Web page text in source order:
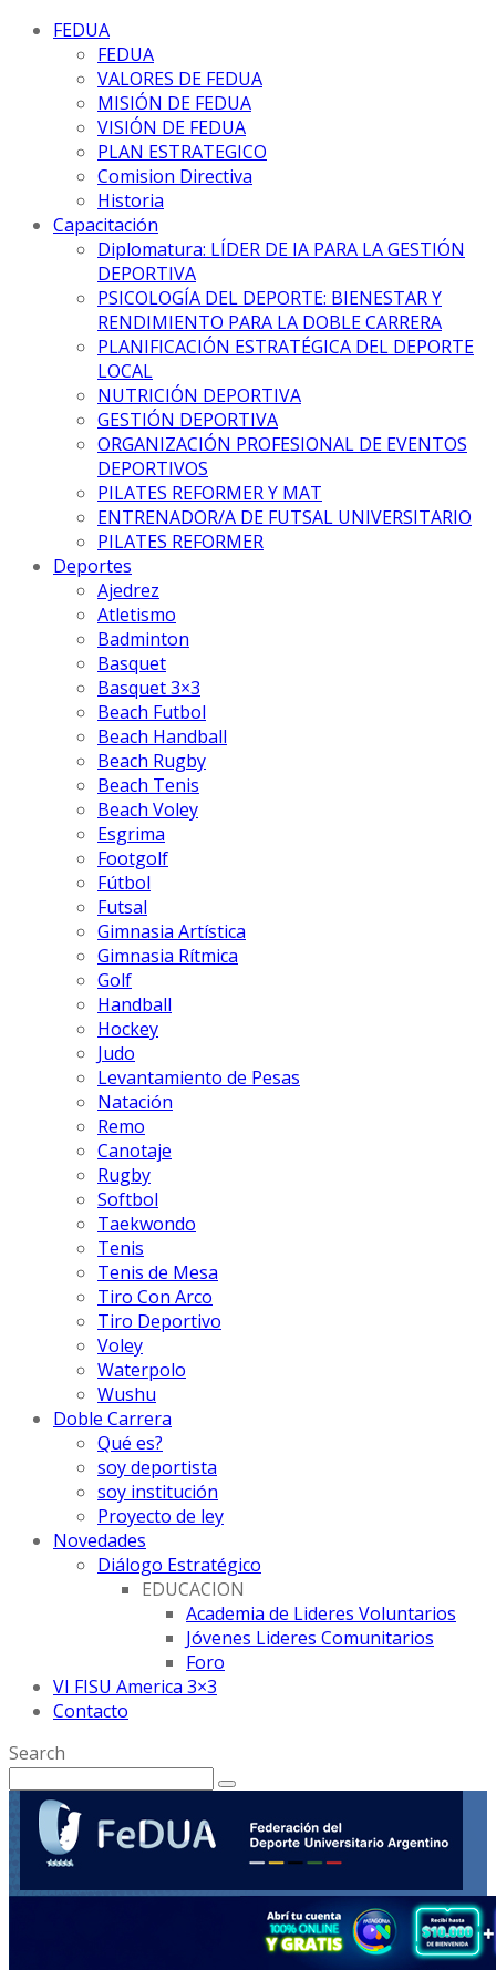
FEDUA
FEDUA
VALORES DE FEDUA
MISIÓN DE FEDUA
VISIÓN DE FEDUA
PLAN ESTRATEGICO
Comision Directiva
Historia
Capacitación
Diplomatura: LÍDER DE IA PARA LA GESTIÓN
DEPORTIVA
PSICOLOGÍA DEL DEPORTE: BIENESTAR Y
RENDIMIENTO PARA LA DOBLE CARRERA
PLANIFICACIÓN ESTRATÉGICA DEL DEPORTE
LOCAL
NUTRICIÓN DEPORTIVA
GESTIÓN DEPORTIVA
ORGANIZACIÓN PROFESIONAL DE EVENTOS
DEPORTIVOS
PILATES REFORMER Y MAT
ENTRENADOR/A DE FUTSAL UNIVERSITARIO
PILATES REFORMER
Deportes
Ajedrez
Atletismo
Badminton
Basquet
Basquet 3×3
Beach Futbol
Beach Handball
Beach Rugby
Beach Tenis
Beach Voley
Esgrima
Footgolf
Fútbol
Futsal
Gimnasia Artística
Gimnasia Rítmica
Golf
Handball
Hockey
Judo
Levantamiento de Pesas
Natación
Remo
Canotaje
Rugby
Softbol
Taekwondo
Tenis
Tenis de Mesa
Tiro Con Arco
Tiro Deportivo
Voley
Waterpolo
Wushu
Doble Carrera
Qué es?
soy deportista
soy institución
Proyecto de ley
Novedades
Diálogo Estratégico
EDUCACION
Academia de Lideres Voluntarios
Jóvenes Lideres Comunitarios
Foro
VI FISU America 3×3
Contacto
Search